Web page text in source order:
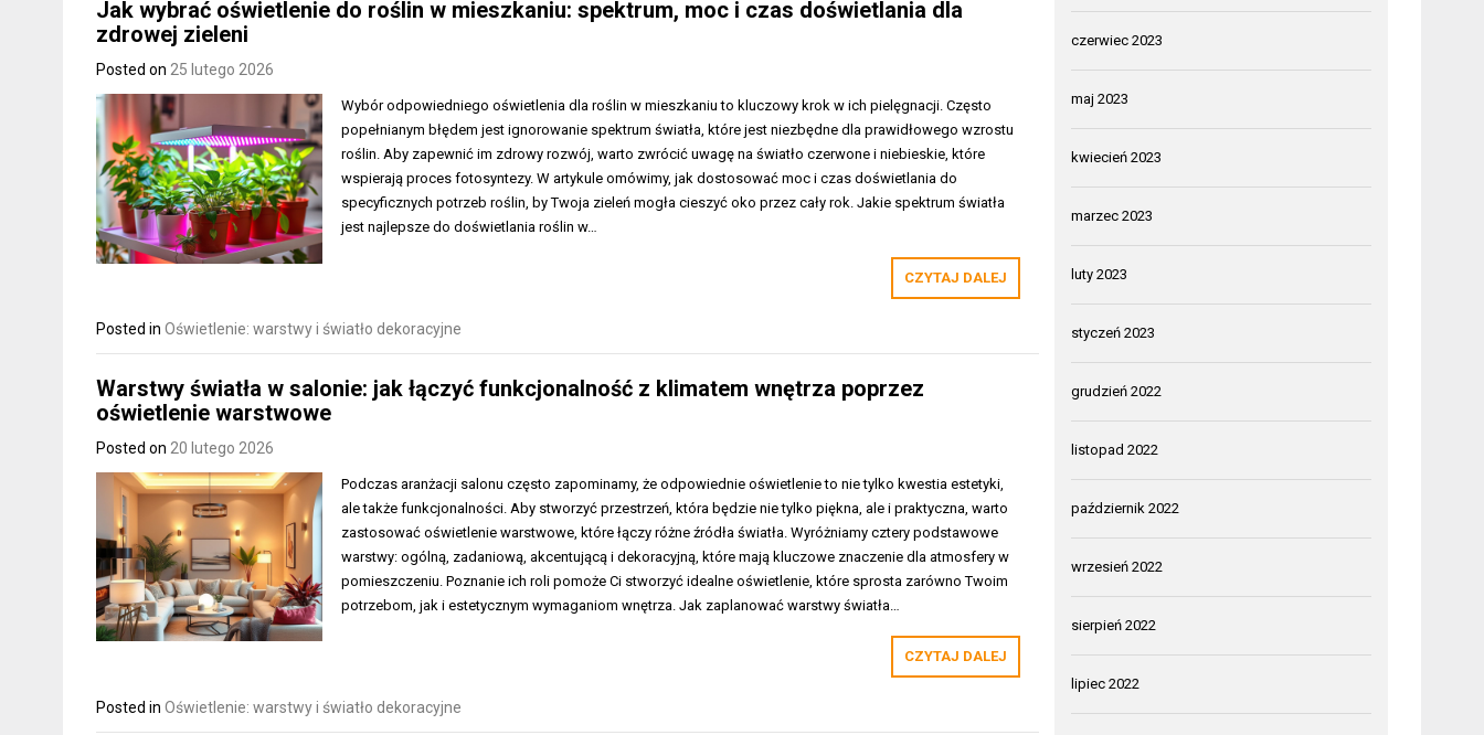
Jak wybrać oświetlenie do roślin w mieszkaniu: spektrum, moc i czas doświetlania dla
zdrowej zieleni
Posted on 25 lutego 2026
Wybór odpowiedniego oświetlenia dla roślin w mieszkaniu to kluczowy krok w ich pielęgnacji. Często
popełnianym błędem jest ignorowanie spektrum światła, które jest niezbędne dla prawidłowego wzrostu
roślin. Aby zapewnić im zdrowy rozwój, warto zwrócić uwagę na światło czerwone i niebieskie, które
wspierają proces fotosyntezy. W artykule omówimy, jak dostosować moc i czas doświetlania do
specyficznych potrzeb roślin, by Twoja zieleń mogła cieszyć oko przez cały rok. Jakie spektrum światła
jest najlepsze do doświetlania roślin w…
CZYTAJ DALEJ
Posted in Oświetlenie: warstwy i światło dekoracyjne
Warstwy światła w salonie: jak łączyć funkcjonalność z klimatem wnętrza poprzez
oświetlenie warstwowe
Posted on 20 lutego 2026
Podczas aranżacji salonu często zapominamy, że odpowiednie oświetlenie to nie tylko kwestia estetyki,
ale także funkcjonalności. Aby stworzyć przestrzeń, która będzie nie tylko piękna, ale i praktyczna, warto
zastosować oświetlenie warstwowe, które łączy różne źródła światła. Wyróżniamy cztery podstawowe
warstwy: ogólną, zadaniową, akcentującą i dekoracyjną, które mają kluczowe znaczenie dla atmosfery w
pomieszczeniu. Poznanie ich roli pomoże Ci stworzyć idealne oświetlenie, które sprosta zarówno Twoim
potrzebom, jak i estetycznym wymaganiom wnętrza. Jak zaplanować warstwy światła…
CZYTAJ DALEJ
Posted in Oświetlenie: warstwy i światło dekoracyjne
czerwiec 2023
maj 2023
kwiecień 2023
marzec 2023
luty 2023
styczeń 2023
grudzień 2022
listopad 2022
październik 2022
wrzesień 2022
sierpień 2022
lipiec 2022